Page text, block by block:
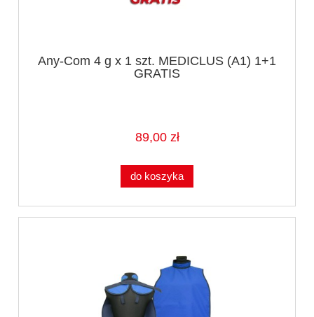
Any-Com 4 g x 1 szt. MEDICLUS (A1) 1+1
GRATIS
89,00 zł
do koszyka